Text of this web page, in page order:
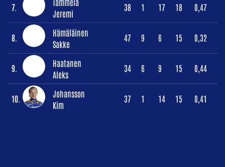
7.
Tammela
Jeremi
38 1 17 18 0,47
8.
Hämäläinen
Sakke
47 9 6 15 0,32
9.
Haatanen
Aleks
34 6 9 15 0,44
10.
Johansson
Kim
37 1 14 15 0,41